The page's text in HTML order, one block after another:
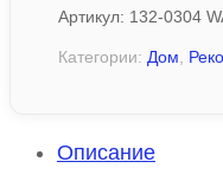
Артикул: 132-0304
Категории: Дом,
Описание